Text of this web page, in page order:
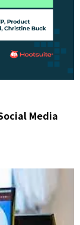
Media